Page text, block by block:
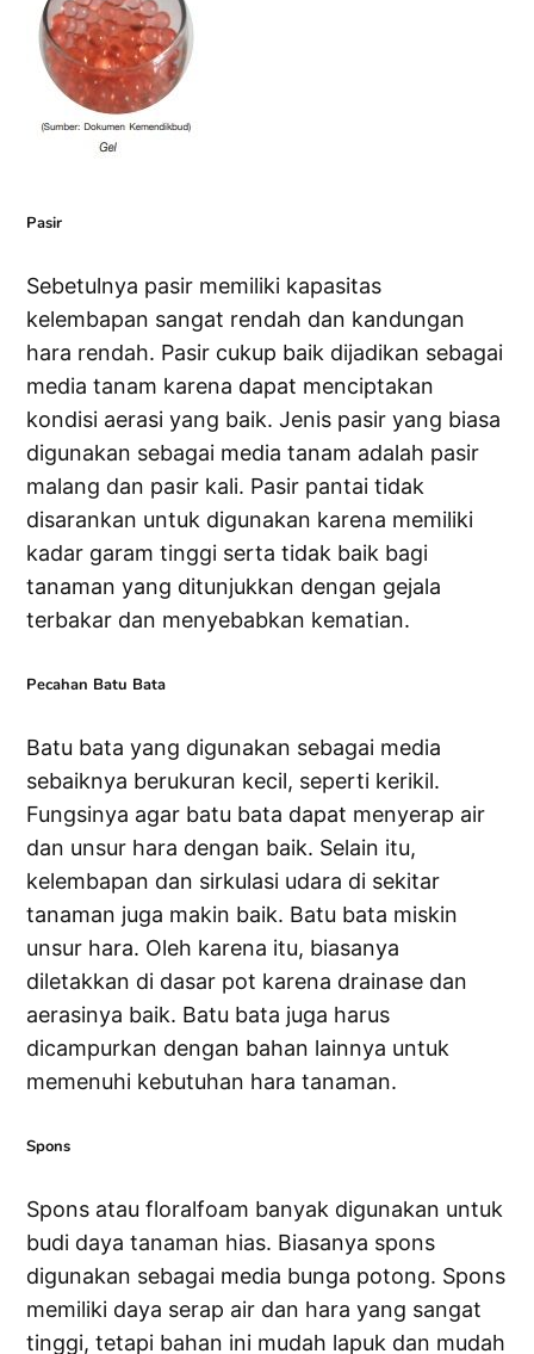
Pasir
Sebetulnya pasir memiliki kapasitas
kelembapan sangat rendah dan kandungan
hara rendah. Pasir cukup baik dijadikan sebagai
media tanam karena dapat menciptakan
kondisi aerasi yang baik. Jenis pasir yang biasa
digunakan sebagai media tanam adalah pasir
malang dan pasir kali. Pasir pantai tidak
disarankan untuk digunakan karena memiliki
kadar garam tinggi serta tidak baik bagi
tanaman yang ditunjukkan dengan gejala
terbakar dan menyebabkan kematian.
Pecahan Batu Bata
Batu bata yang digunakan sebagai media
sebaiknya berukuran kecil, seperti kerikil.
Fungsinya agar batu bata dapat menyerap air
dan unsur hara dengan baik. Selain itu,
kelembapan dan sirkulasi udara di sekitar
tanaman juga makin baik. Batu bata miskin
unsur hara. Oleh karena itu, biasanya
diletakkan di dasar pot karena drainase dan
aerasinya baik. Batu bata juga harus
dicampurkan dengan bahan lainnya untuk
memenuhi kebutuhan hara tanaman.
Spons
Spons atau floralfoam banyak digunakan untuk
budi daya tanaman hias. Biasanya spons
digunakan sebagai media bunga potong. Spons
memiliki daya serap air dan hara yang sangat
tinggi, tetapi bahan ini mudah lapuk dan mudah